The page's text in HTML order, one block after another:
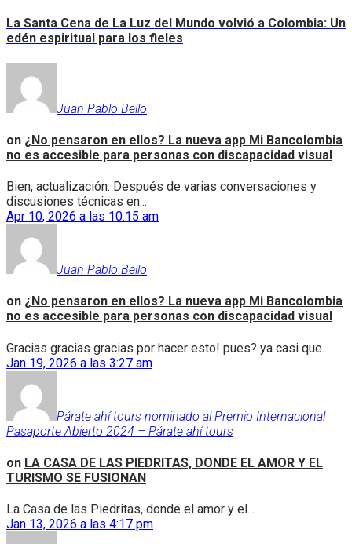
La Santa Cena de La Luz del Mundo volvió a Colombia: Un
edén espiritual para los fieles
Juan Pablo Bello
on ¿No pensaron en ellos? La nueva app Mi Bancolombia
no es accesible para personas con discapacidad visual
Bien, actualización: Después de varias conversaciones y
discusiones técnicas en...
Apr 10, 2026 a las 10:15 am
Juan Pablo Bello
on ¿No pensaron en ellos? La nueva app Mi Bancolombia
no es accesible para personas con discapacidad visual
Gracias gracias gracias por hacer esto! pues? ya casi que...
Jan 19, 2026 a las 3:27 am
Párate ahí tours nominado al Premio Internacional
Pasaporte Abierto 2024 – Párate ahí tours
on LA CASA DE LAS PIEDRITAS, DONDE EL AMOR Y EL
TURISMO SE FUSIONAN
La Casa de las Piedritas, donde el amor y el...
Jan 13, 2026 a las 4:17 pm